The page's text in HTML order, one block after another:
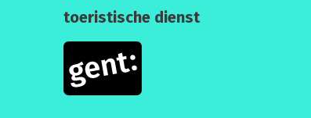
toeristische dienst